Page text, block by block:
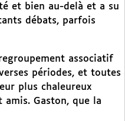
et bien au-delà et a su
débats, parfois
associatif
périodes, et toutes
plus chaleureux
Gaston, que la